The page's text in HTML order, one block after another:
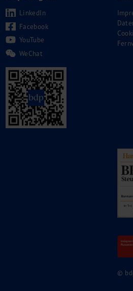
LinkedIn
Facebook
YouTube
WeChat
©